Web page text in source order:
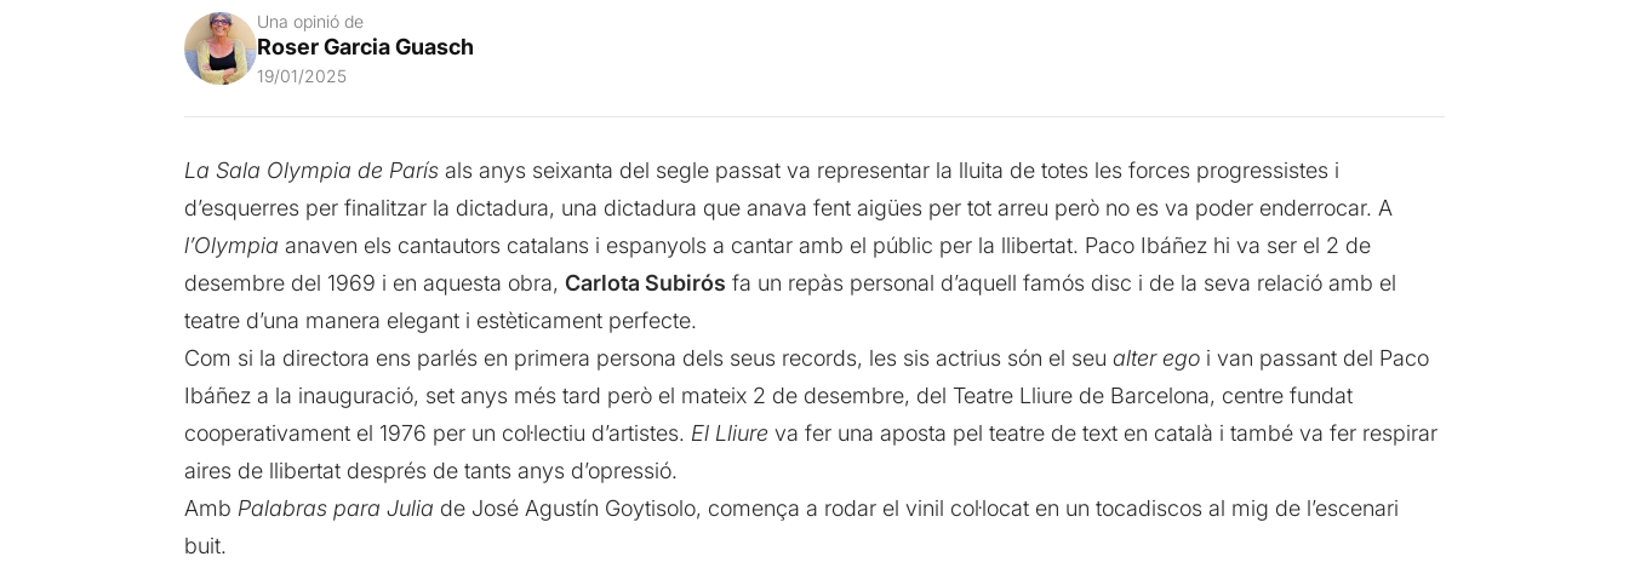
Una opinió de
Roser Garcia Guasch
19/01/2025
La Sala Olympia de Parísals anys seixanta del segle passat va representar la lluita de totes les forces progressistes i
d’esquerres per finalitzar la dictadura, una dictadura que anava fent aigües per tot arreu però no es va poder enderrocar. A
l’Olympia anaven els cantautors catalans i espanyols a cantar amb el públic per la llibertat. Paco Ibáñez hi va ser el 2 de
desembre del 1969 i en aquesta obra, Carlota Subirós fa un repàs personal d’aquell famós disc i de la seva relació amb el
teatre d’una manera elegant i estèticament perfecte.
Com si la directora ens parlés en primera persona dels seus records, les sis actrius són el seu alter egoi van passant del Paco
Ibáñez a la inauguració, set anys més tard però el mateix 2 de desembre, del Teatre Lliure de Barcelona, centre fundat
cooperativament el 1976 per un col·lectiu d’artistes. El Lliure va fer una aposta pel teatre de text en català i també va fer respirar
aires de llibertat després de tants anys d’opressió.
Amb Palabras para Julia de José Agustín Goytisolo, comença a rodar el vinil col·locat en un tocadiscos al mig de l’escenari
buit.